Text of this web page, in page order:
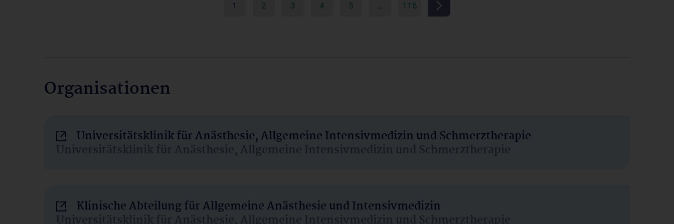
1 2 3 4 5 … 116
Organisationen
Universitätsklinik für Anästhesie, Allgemeine Intensivmedizin und Schmerztherapie
Universitätsklinik für Anästhesie, Allgemeine Intensivmedizin und Schmerztherapie
Klinische Abteilung für Allgemeine Anästhesie und Intensivmedizin